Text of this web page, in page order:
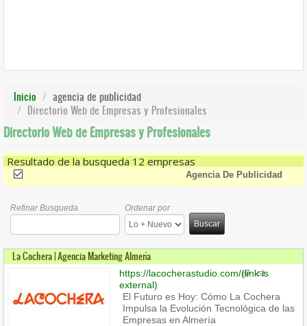
Inicio
agencia de publicidad
Directorio Web de Empresas y Profesionales
Directorio Web de Empresas y Profesionales
Resultado de la busqueda 12 empresas
(-) Agencia De Publicidad
Refinar Busqueda
Ordenar por
Buscar
La Cochera | Agencia Marketing Almería
https://lacocherastudio.com/(link is
external)
El Futuro es Hoy: Cómo La Cochera
Impulsa la Evolución Tecnológica de las
Empresas en Almería